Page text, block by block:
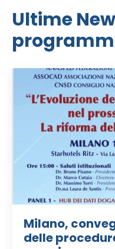
Ultime
Milano,
delle